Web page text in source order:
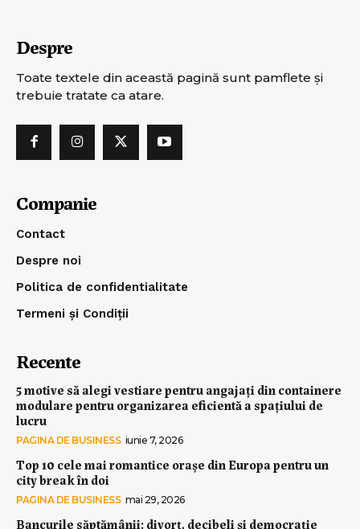
Despre
Toate textele din această pagină sunt pamflete şi
trebuie tratate ca atare.
Companie
Contact
Despre noi
Politica de confidentialitate
Termeni și Condiții
Recente
5 motive să alegi vestiare pentru angajați din containere
modulare pentru organizarea eficientă a spațiului de
lucru
PAGINA DE BUSINESS iunie 7, 2026
Top 10 cele mai romantice orașe din Europa pentru un
city break în doi
PAGINA DE BUSINESS mai 29, 2026
Bancurile săptămânii: divorț, decibeli și democrație